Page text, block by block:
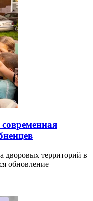
современная
дворовых территорий в
обновление